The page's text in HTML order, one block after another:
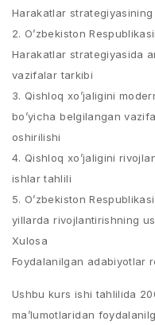
Harakatlar
2. O’zbekiston
Harakatlar strategiyasida
vazifalar tarkibi
3. Qishloq xo’jaligini
bo’yicha belgilangan
oshirilishi
4. Qishloq xo’jaligini
ishlar tahlili
5. O’zbekiston
yillarda rivojlantirishning
Xulosa
Foydalanilgan adabiyotlar
Ushbu kurs ishi tahlilida
ma’lumotlaridan